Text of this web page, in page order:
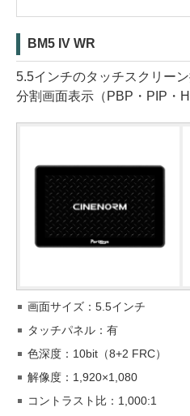
BM5 IV WR
5.5インチのタッチスクリー
分割画面表示（PBP・PIP・
画面サイズ：5.5インチ
タッチパネル：有
色深度：10bit（8+2 FRC）
解像度：1,920×1,080
コントラスト比：1,000:1